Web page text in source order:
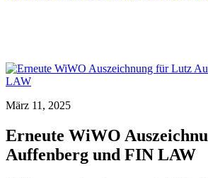
März 11, 2025
Erneute WiWO
Auffenberg und FIN LAW